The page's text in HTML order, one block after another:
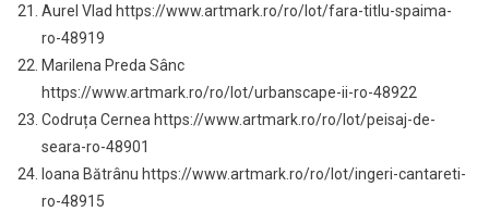
Aurel Vlad https://www.artmark.ro/ro/lot/fara-titlu-spaima-
ro-48919
Marilena Preda Sânc
https://www.artmark.ro/ro/lot/urbanscape-ii-ro-48922
Codruța Cernea https://www.artmark.ro/ro/lot/peisaj-de-
seara-ro-48901
Ioana Bătrânu https://www.artmark.ro/ro/lot/ingeri-cantareti-
ro-48915